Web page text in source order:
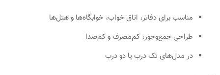
مناسب برای دفاتر، اتاق خواب، خوابگاه‌ها و هتل‌ها
طراحی جمع‌وجور، کم‌مصرف و کم‌صدا
در مدل‌های تک درب یا دو درب